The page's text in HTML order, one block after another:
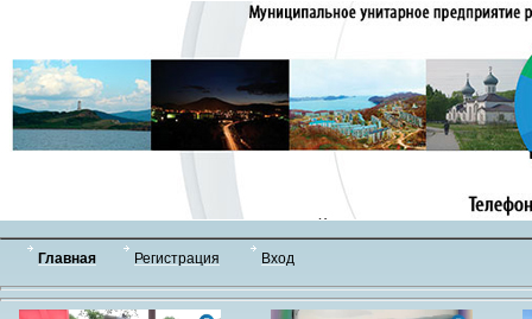
Главная Регистрация Вход